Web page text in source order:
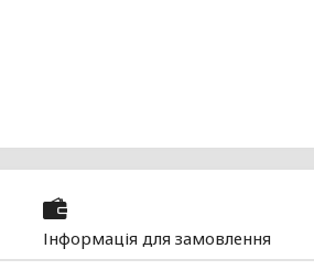
Інформація для замовлення